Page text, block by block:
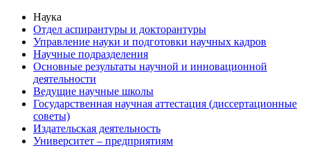
Наука
Отдел аспирантуры и докторантуры
Управление науки и подготовки научных кадров
Научные подразделения
Основные результаты научной и инновационной
деятельности
Ведущие научные школы
Государственная научная аттестация (диссертационные
советы)
Издательская деятельность
Университет – предприятиям